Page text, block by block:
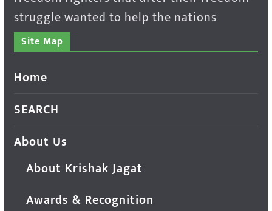
struggle wanted to help the nations
Site Map
Home
SEARCH
About Us
About Krishak Jagat
Awards & Recognition